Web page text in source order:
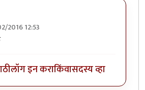
2016 12:53
लॉग इन कराकिंवासदस्य व्हा